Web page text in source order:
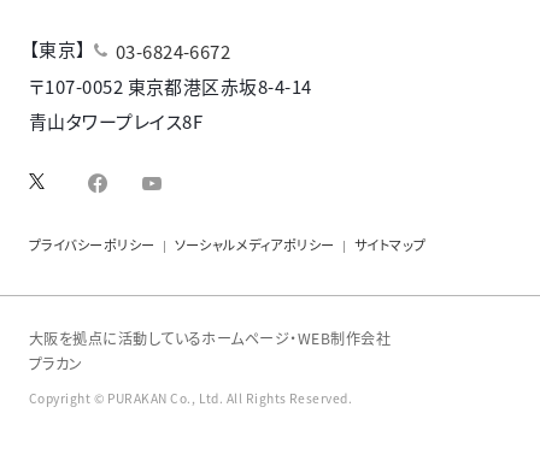
【東京】
03-6824-6672
〒107-0052 東京都港区赤坂8-4-14
青山タワープレイス8F
プライバシーポリシー ソーシャルメディアポリシー サイトマップ
大阪を拠点に活動しているホームページ・WEB制作会社
プラカン
Copyright © PURAKAN Co., Ltd. All Rights Reserved.